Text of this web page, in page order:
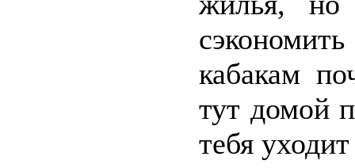
кабакам
тут домой
тебя